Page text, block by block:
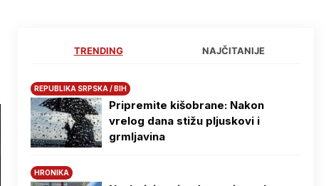
TRENDING NAJČITANIJE
REPUBLIKA SRPSKA / BIH
Pripremite kišobrane: Nakon
vrelog dana stižu pljuskovi i
grmljavina
HRONIKA